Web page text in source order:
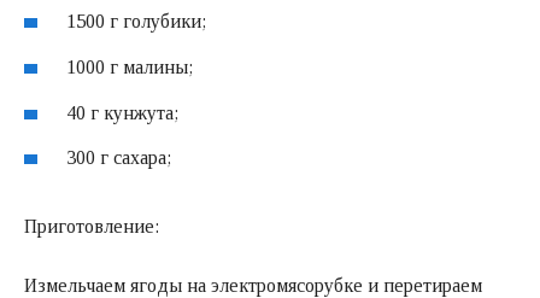
1500 г голубики;
1000 г малины;
40 г кунжута;
300 г сахара;
Приготовление:
Измельчаем ягоды на электромясорубке и перетираем